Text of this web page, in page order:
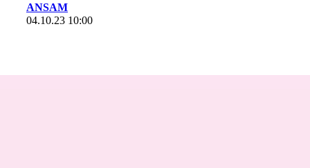
ANSAM
04.10.23 10:00